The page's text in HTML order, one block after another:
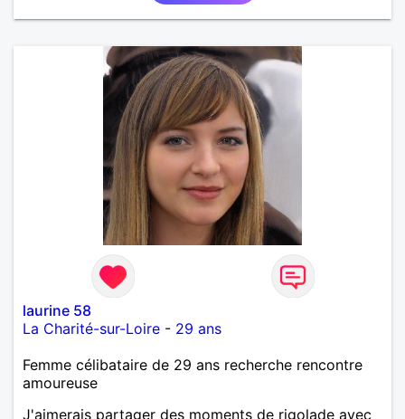
laurine 58
La Charité-sur-Loire - 29 ans
Femme célibataire de 29 ans recherche rencontre
amoureuse
J'aimerais partager des moments de rigolade avec